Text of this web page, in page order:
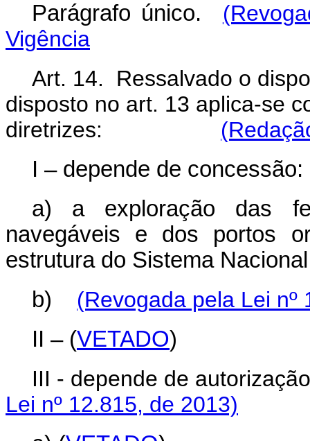
Parágrafo único.
Vigência
Art. 14. Ressalvado o
disposto no art. 13 aplica-se
diretrizes:
I – depende de concessão:
a) a exploração das
navegáveis e dos portos
estrutura do Sistema
b) (Revogada pela Lei nº
II – (VETADO)
III - depende de
Lei nº 12.815, de 2013)